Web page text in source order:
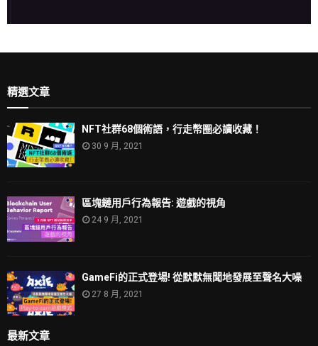
精選文章
NFT社群68個術語，行走幣圈必讀收藏！
30 9 月, 2021
區塊鏈用戶行為報告: 遊戲的視角
24 9 月, 2021
GameFi的正式登場! 從默默無聞地發展至聲名大噪
27 8 月, 2021
最新文章